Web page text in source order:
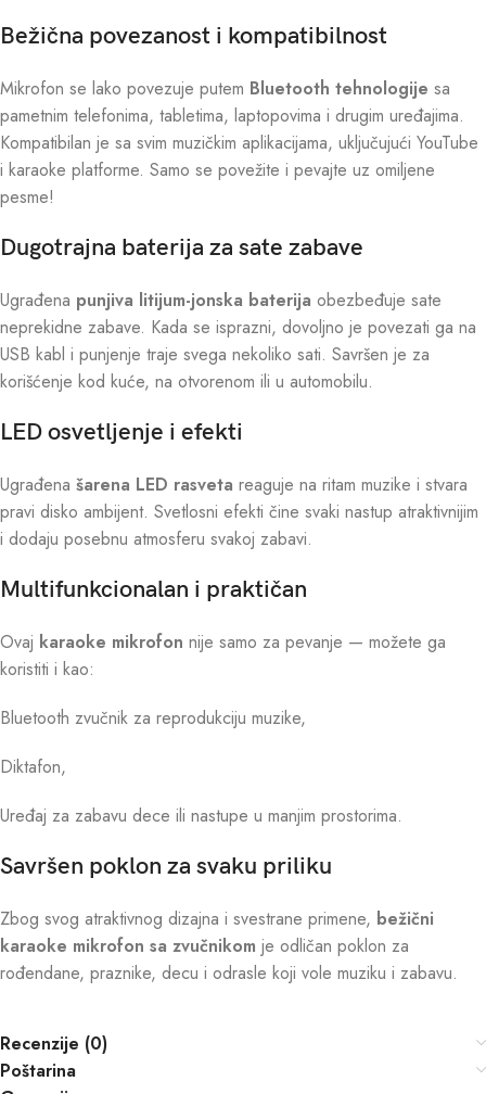
Bežična povezanost i kompatibilnost
Mikrofon se lako povezuje putem Bluetooth tehnologije sa
pametnim telefonima, tabletima, laptopovima i drugim uređajima.
Kompatibilan je sa svim muzičkim aplikacijama, uključujući YouTube
i karaoke platforme. Samo se povežite i pevajte uz omiljene
pesme!
Dugotrajna baterija za sate zabave
Ugrađena punjiva litijum-jonska baterija obezbeđuje sate
neprekidne zabave. Kada se isprazni, dovoljno je povezati ga na
USB kabl i punjenje traje svega nekoliko sati. Savršen je za
korišćenje kod kuće, na otvorenom ili u automobilu.
LED osvetljenje i efekti
Ugrađena šarena LED rasveta reaguje na ritam muzike i stvara
pravi disko ambijent. Svetlosni efekti čine svaki nastup atraktivnijim
i dodaju posebnu atmosferu svakoj zabavi.
Multifunkcionalan i praktičan
Ovaj karaoke mikrofon nije samo za pevanje — možete ga
koristiti i kao:
Bluetooth zvučnik za reprodukciju muzike,
Diktafon,
Uređaj za zabavu dece ili nastupe u manjim prostorima.
Savršen poklon za svaku priliku
Zbog svog atraktivnog dizajna i svestrane primene, bežični
karaoke mikrofon sa zvučnikom je odličan poklon za
rođendane, praznike, decu i odrasle koji vole muziku i zabavu.
Recenzije (0)
Poštarina